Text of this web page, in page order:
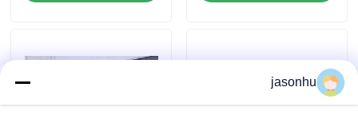
بيور اليكتريك للسيارات
jasonhu